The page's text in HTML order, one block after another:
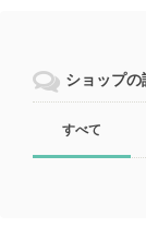
ショップの
すべて